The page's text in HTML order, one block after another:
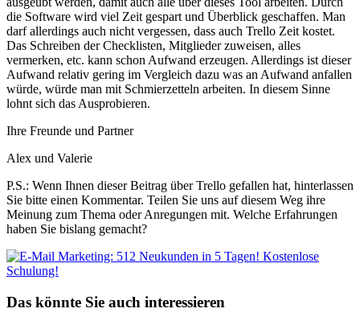
die Software wird viel Zeit gespart und Überblick geschaffen. Man
darf allerdings auch nicht vergessen, dass auch Trello Zeit kostet.
Das Schreiben der Checklisten, Mitglieder zuweisen, alles
vermerken, etc. kann schon Aufwand erzeugen. Allerdings ist dieser
Aufwand relativ gering im Vergleich dazu was an Aufwand anfallen
würde, würde man mit Schmierzetteln arbeiten. In diesem Sinne
lohnt sich das Ausprobieren.
Ihre Freunde und Partner
Alex und Valerie
P.S.: Wenn Ihnen dieser Beitrag über Trello gefallen hat, hinterlassen
Sie bitte einen Kommentar. Teilen Sie uns auf diesem Weg ihre
Meinung zum Thema oder Anregungen mit. Welche Erfahrungen
haben Sie bislang gemacht?
Das könnte Sie auch interessieren